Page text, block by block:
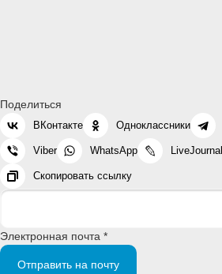
Поделиться
ВКонтакте Одноклассники
Viber WhatsApp LiveJournal
Скопировать ссылку
Электронная почта *
Отправить на почту